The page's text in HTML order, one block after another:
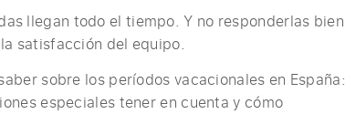
llegan todo el tiempo. Y no responderlas bien
satisfacción del equipo.
sobre los períodos vacacionales en España:
especiales tener en cuenta y cómo